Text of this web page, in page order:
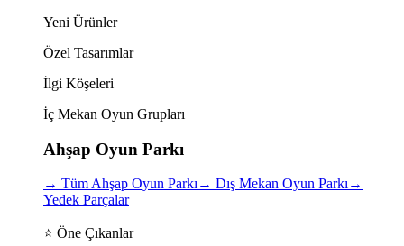
Yeni Ürünler
Özel Tasarımlar
İlgi Köşeleri
İç Mekan Oyun Grupları
Ahşap Oyun Parkı
→ Tüm Ahşap Oyun Parkı→ Dış Mekan Oyun Parkı→
Yedek Parçalar
⭐ Öne Çıkanlar